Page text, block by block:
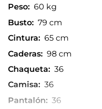
Peso: 60 kg
Busto: 79 cm
Cintura: 65 cm
Caderas: 98 cm
Chaqueta: 36
Camisa: 36
Pantalón: 36